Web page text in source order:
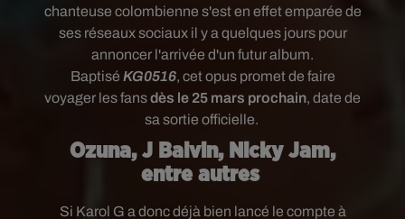
chanteuse colombienne s'est en effet emparée de
ses réseaux sociaux il y a quelques jours pour
annoncer l'arrivée d'un futur album.
Baptisé KG0516, cet opus promet de faire
voyager les fansdès le 25 mars prochain, date de
sa sortie officielle.
Ozuna, J Balvin, Nicky Jam,
entre autres
Si Karol G a doncdéjà bien lancé le compte à